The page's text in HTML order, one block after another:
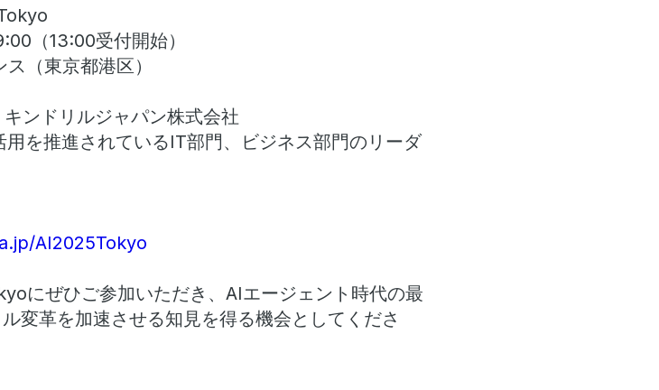
（13:00受付開始）
（東京都港区）
ンドリルジャパン株式会社
を推進されているIT部門、ビジネス部門のリーダ
AI2025Tokyo
にぜひご参加いただき、AIエージェント時代の最
変革を加速させる知見を得る機会としてくださ